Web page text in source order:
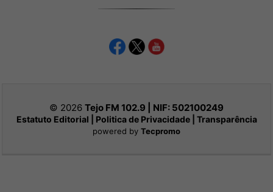
© 2026 Tejo FM 102.9 | NIF: 502100249
Estatuto Editorial Politica de Privacidade| Transparência
powered by Tecpromo